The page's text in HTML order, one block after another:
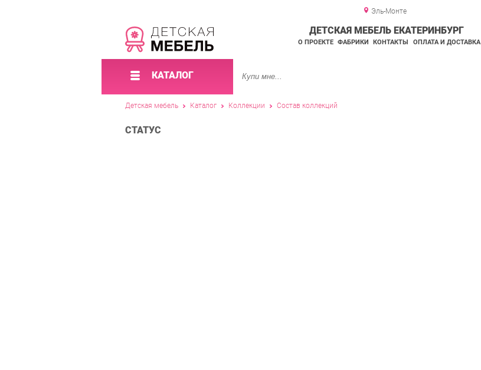
Эль-Монте
ДЕТСКАЯ МЕБЕЛЬ ЕКАТЕРИНБУРГ
О ПРОЕКТЕ ФАБРИКИ КОНТАКТЫ ОПЛАТА И ДОСТАВКА
КАТАЛОГ
Детская мебель Каталог Коллекции Состав коллекций
СТАТУС